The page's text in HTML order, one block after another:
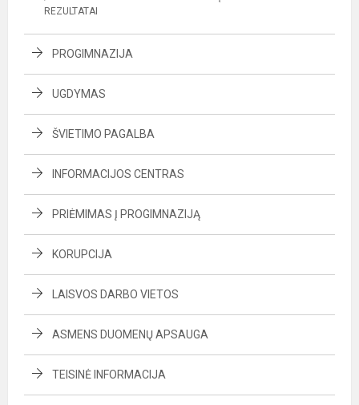
REZULTATAI
PROGIMNAZIJA
UGDYMAS
ŠVIETIMO PAGALBA
INFORMACIJOS CENTRAS
PRIĖMIMAS Į PROGIMNAZIJĄ
KORUPCIJA
LAISVOS DARBO VIETOS
ASMENS DUOMENŲ APSAUGA
TEISINĖ INFORMACIJA